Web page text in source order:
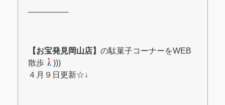
―――――
【お宝発見岡山店】 の駄菓子コーナーをWEB
散歩
)))
４月９日更新☆↓